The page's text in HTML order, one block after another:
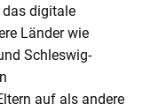
digitale
Länder wie
Schleswig-
auf als andere